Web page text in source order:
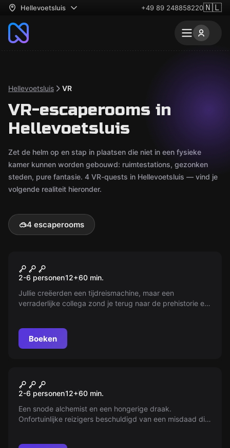
Hellevoetsluis +49 89 248858220🇳🇱
Hellevoetsluis VR
VR-escaperooms in
Hellevoetsluis
Zet de helm op en stap in plaatsen die niet in een fysieke
kamer kunnen worden gebouwd: ruimtestations, gezonken
steden, pure fantasie. 4 VR-quests in Hellevoetsluis — vind je
volgende realiteit hieronder.
🥽4 escaperooms
Time Travel Paradox VR
2-6 personen12+60 min.
Jullie creëerden een tijdreismachine, maar een
verraderlijke collega zond je terug naar de prehistorie en
Boeken
Dragon Tower VR
2-6 personen12+60 min.
Een snode alchemist en een hongerige draak.
Onfortuinlijke reizigers beschuldigd van een misdaad die